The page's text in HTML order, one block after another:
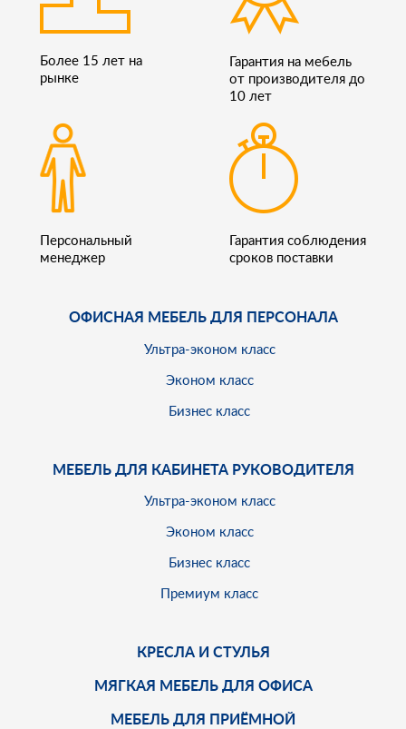
Более 15 лет на
рынке
Гарантия на мебель
от производителя до
10 лет
Персональный
менеджер
Гарантия соблюдения
сроков поставки
ОФИСНАЯ МЕБЕЛЬ ДЛЯ ПЕРСОНАЛА
Ультра-эконом класс
Эконом класс
Бизнес класс
МЕБЕЛЬ ДЛЯ КАБИНЕТА РУКОВОДИТЕЛЯ
Ультра-эконом класс
Эконом класс
Бизнес класс
Премиум класс
КРЕСЛА И СТУЛЬЯ
МЯГКАЯ МЕБЕЛЬ ДЛЯ ОФИСА
МЕБЕЛЬ ДЛЯ ПРИЁМНОЙ